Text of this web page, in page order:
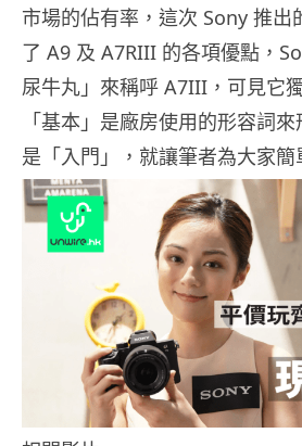
市場的佔有率，這次 Sony 推
了 A9 及 A7RIII 的各項優點，
尿牛丸」來稱呼 A7III，可見它
「基本」是廠房使用的形容詞
是「入門」，就讓筆者為大家簡